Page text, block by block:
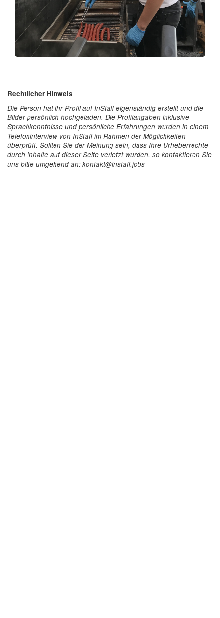
Rechtlicher Hinweis
Die Person hat ihr Profil auf InStaff eigenständig erstellt und die
Bilder persönlich hochgeladen. Die Profilangaben inklusive
Sprachkenntnisse und persönliche Erfahrungen wurden in einem
Telefoninterview von InStaff im Rahmen der Möglichkeiten
überprüft. Sollten Sie der Meinung sein, dass Ihre Urheberrechte
durch Inhalte auf dieser Seite verletzt wurden, so kontaktieren Sie
uns bitte umgehend an: kontakt@instaff.jobs